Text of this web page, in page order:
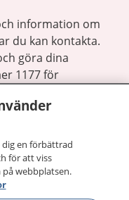
information om
du kan kontakta.
göra dina
1177 för
dig en förbättrad
för att viss
webbplatsen.